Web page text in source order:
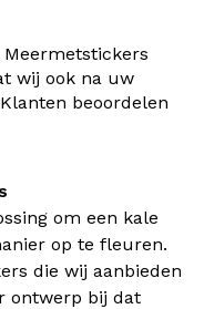
wij ook na uw
beoordelen
om een kale
op te fleuren.
die wij aanbieden
ontwerp bij dat